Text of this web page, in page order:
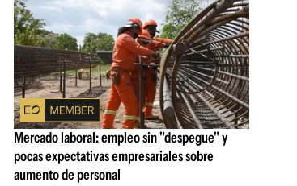
Mercado laboral: empleo sin "despegue" y
pocas expectativas empresariales sobre
aumento de personal